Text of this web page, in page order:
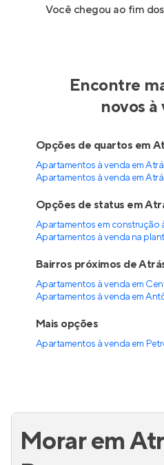
Você chegou ao fim
Encontre
novos à
Opções de quartos em
Apartamentos à venda em
Apartamentos à venda em
Opções de status em
Apartamentos em construção
Apartamentos à venda na
Bairros próximos de
Apartamentos à venda em
Apartamentos à venda em
Mais opções
Apartamentos à venda em
Morar em